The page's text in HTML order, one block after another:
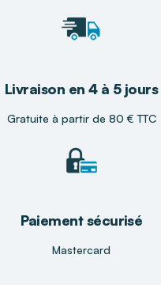
Livraison en 4 à 5 jours
Gratuite à partir de 80 € TTC
Paiement sécurisé
Mastercard